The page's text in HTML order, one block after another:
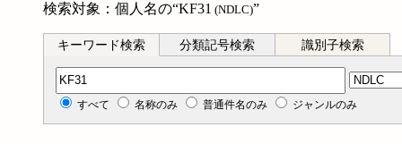
検索対象：個人名の“KF31 (NDLC)”
キーワード検索 分類記号検索 識別子検索
分類記号検索
すべて 名称のみ 普通件名のみ ジャンルのみ